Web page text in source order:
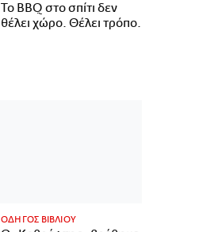
Το BBQ στο σπίτι δεν
θέλει χώρο. Θέλει τρόπο.
ΟΔΗΓΟΣ ΒΙΒΛΙΟΥ